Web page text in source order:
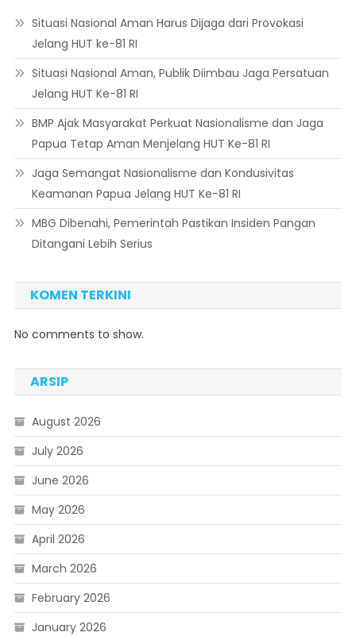
Situasi Nasional Aman Harus Dijaga dari Provokasi
Jelang HUT ke-81 RI
Situasi Nasional Aman, Publik Diimbau Jaga Persatuan
Jelang HUT Ke-81 RI
BMP Ajak Masyarakat Perkuat Nasionalisme dan Jaga
Papua Tetap Aman Menjelang HUT Ke-81 RI
Jaga Semangat Nasionalisme dan Kondusivitas
Keamanan Papua Jelang HUT Ke-81 RI
MBG Dibenahi, Pemerintah Pastikan Insiden Pangan
Ditangani Lebih Serius
KOMEN TERKINI
No comments to show.
ARSIP
August 2026
July 2026
June 2026
May 2026
April 2026
March 2026
February 2026
January 2026